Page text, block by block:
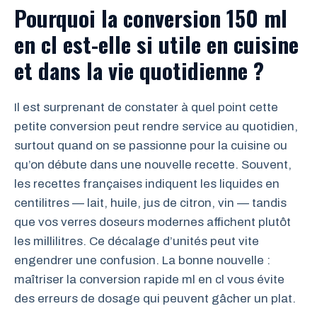
Pourquoi la conversion 150 ml
en cl est-elle si utile en cuisine
et dans la vie quotidienne ?
Il est surprenant de constater à quel point cette
petite conversion peut rendre service au quotidien,
surtout quand on se passionne pour la cuisine ou
qu’on débute dans une nouvelle recette. Souvent,
les recettes françaises indiquent les liquides en
centilitres — lait, huile, jus de citron, vin — tandis
que vos verres doseurs modernes affichent plutôt
les millilitres. Ce décalage d’unités peut vite
engendrer une confusion. La bonne nouvelle :
maîtriser la conversion rapide ml en cl vous évite
des erreurs de dosage qui peuvent gâcher un plat.